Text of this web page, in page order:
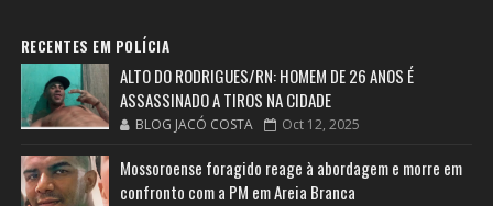
RECENTES EM POLÍCIA
ALTO DO RODRIGUES/RN: HOMEM DE 26 ANOS É
ASSASSINADO A TIROS NA CIDADE
BLOG JACÓ COSTA Oct 12, 2025
Mossoroense foragido reage à abordagem e morre em
confronto com a PM em Areia Branca